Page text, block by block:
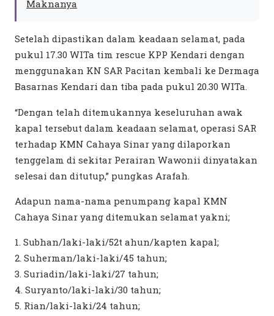
Maknanya
Setelah dipastikan dalam keadaan selamat, pada
pukul 17.30 WITa tim rescue KPP Kendari dengan
menggunakan KN SAR Pacitan kembali ke Dermaga
Basarnas Kendari dan tiba pada pukul 20.30 WITa.
“Dengan telah ditemukannya keseluruhan awak
kapal tersebut dalam keadaan selamat, operasi SAR
terhadap KMN Cahaya Sinar yang dilaporkan
tenggelam di sekitar Perairan Wawonii dinyatakan
selesai dan ditutup,” pungkas Arafah.
Adapun nama-nama penumpang kapal KMN
Cahaya Sinar yang ditemukan selamat yakni;
1. Subhan/laki-laki/52t ahun/kapten kapal;
2. Suherman/laki-laki/45 tahun;
3. Suriadin/laki-laki/27 tahun;
4. Suryanto/laki-laki/30 tahun;
5. Rian/laki-laki/24 tahun;